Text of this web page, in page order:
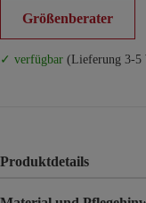
Größenberater
✓ verfügbar (Lieferung 3-5
Produktdetails